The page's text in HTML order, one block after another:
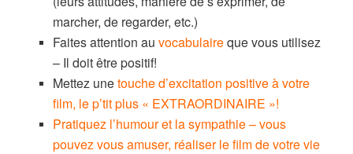
marcher, de regarder, etc.)
Faites attention au vocabulaireque vous utilisez
– Il doit être positif!
Mettez unetouche d’excitation positive à votre
film, le p’tit plus « EXTRAORDINAIRE »!
Pratiquez l’humour et la sympathie – vous
pouvez vous amuser, réaliser le film de votre vie